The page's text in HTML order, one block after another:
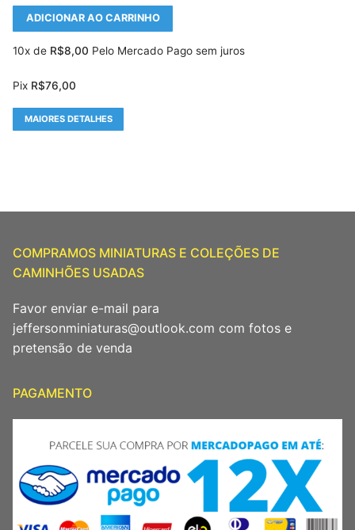
ADICIONAR AO CARRINHO
10x de R$8,00 Pelo Mercado Pago sem juros
Pix R$76,00
MAIORES DETALHES
COMPRAMOS MINIATURAS E COLEÇÕES DE
CAMINHÕES USADAS
Favor enviar e-mail para
jeffersonminiaturas@outlook.com com fotos e
pretensão de venda
PAGAMENTO